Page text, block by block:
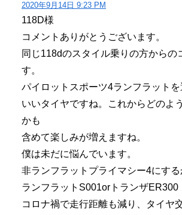
2020年9月14日 9:23 PM
118D様
コメントありがとうございます。
同じ118dのスタイル乗りの方からの
す。
パイロットスポーツ4ランフラットを
いいタイヤですね。これからどのよ
かも
含めて楽しみが増えますね。
僕は未だに悩んでいます。
非ランフラットプライマシー4にする
ランフラットS001orトランザER300
コロナ禍で走行距離も減り、タイヤ